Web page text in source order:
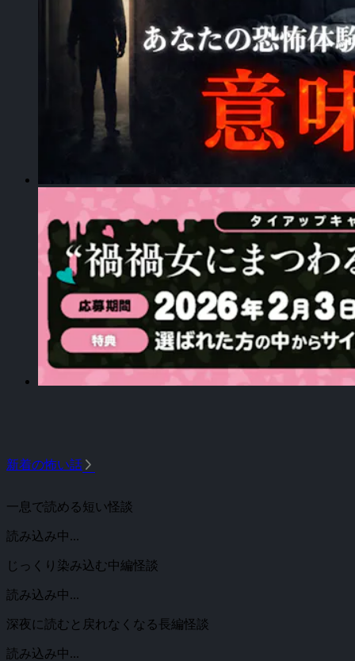
新着の怖い話 arrow_forward_ios
一息で読める短い怪談
読み込み中...
じっくり染み込む中編怪談
読み込み中...
深夜に読むと戻れなくなる長編怪談
読み込み中...